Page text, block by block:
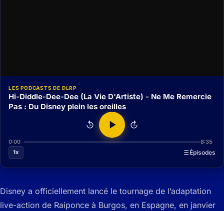
LES PODCASTS DE DLRP
Hi-Diddle-Dee-Dee (La Vie D'Artiste) - Ne Me Remercie
Pas : Du Disney plein les oreilles
15 15
0:00
8:35
1x
Épisodes
Disney a officiellement lancé le tournage de l’adaptation
live-action de Raiponce à Burgos, en Espagne, en janvier